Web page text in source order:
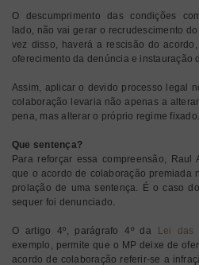
O descumprimento das condições
lado, não vai gerar o recrudescimento
vez disso, haverá a rescisão do
oferecimento da denúncia e instauração
Assim, aplicar o devido processo legal
colaboração levaria não apenas a
pena, mas alterar o próprio regime fixado.
Que sentença?
Para reforçar essa compreensão, Raul
que o acordo de colaboração premiada
prolação de uma sentença. É o caso
sequer foi denunciado.
O artigo 4º, parágrafo 4º da Lei das
exemplo, permite que o MP deixe de
acordo de colaboração referir-se a